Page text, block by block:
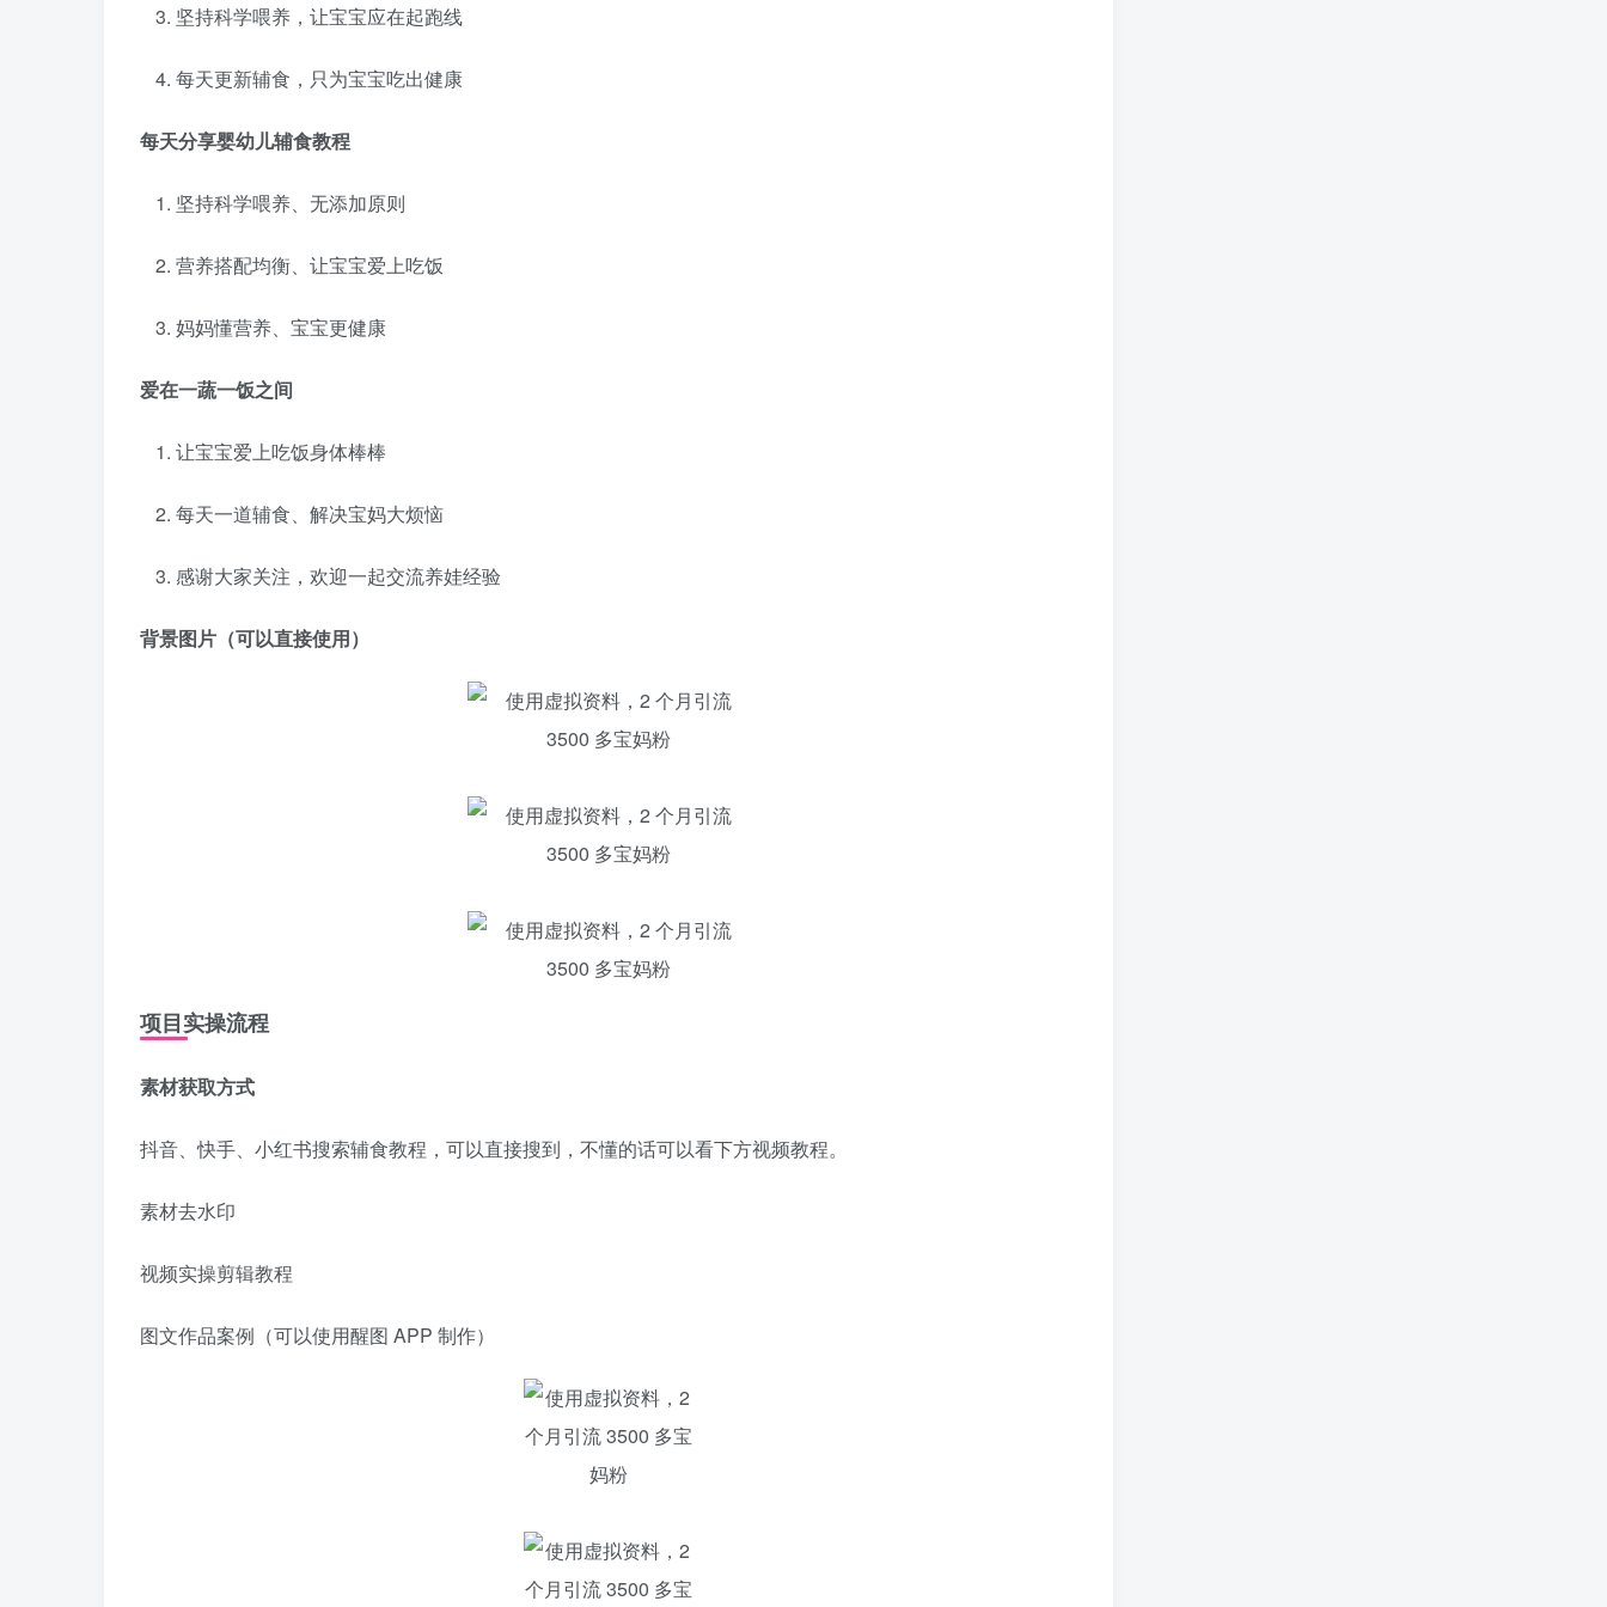
坚持科学喂养，让宝宝应在起跑线
每天更新辅食，只为宝宝吃出健康
每天分享婴幼儿辅食教程
坚持科学喂养、无添加原则
营养搭配均衡、让宝宝爱上吃饭
妈妈懂营养、宝宝更健康
爱在一蔬一饭之间
让宝宝爱上吃饭身体棒棒
每天一道辅食、解决宝妈大烦恼
感谢大家关注，欢迎一起交流养娃经验
背景图片（可以直接使用）
项目实操流程
素材获取方式
抖音、快手、小红书搜索辅食教程，可以直接搜到，不懂的话可以看下方视频教程。
素材去水印
视频实操剪辑教程
图文作品案例（可以使用醒图 APP 制作）